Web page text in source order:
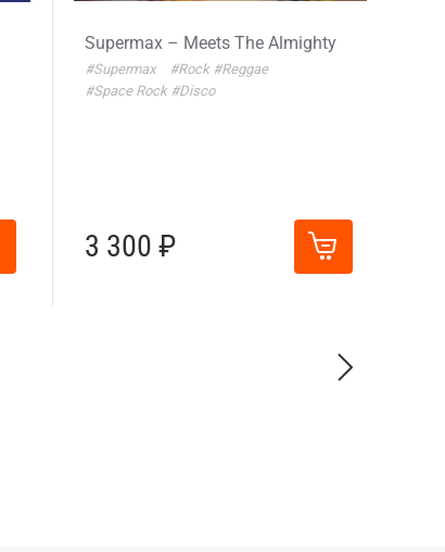
Supermax – Meets The Almighty
#Supermax #Rock #Reggae
#Space Rock #Disco
3 300 ₽